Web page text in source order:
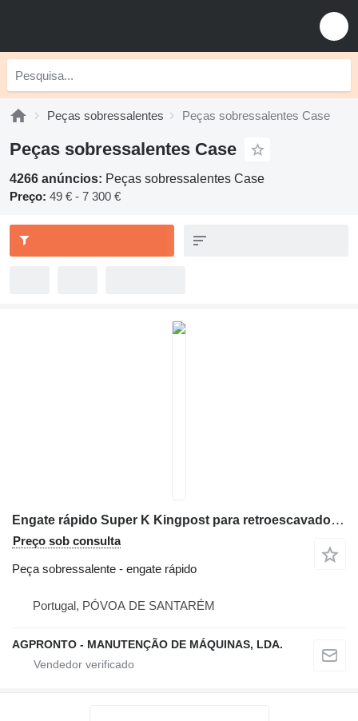
Peças sobressalentes Peças sobressalentes Case
Peças sobressalentes Case
4266 anúncios: Peças sobressalentes Case
Preço: 49 € - 7 300 €
Engate rápido Super K Kingpost para retroescavadora Case 580
Preço sob consulta
Peça sobressalente - engate rápido
Portugal, PÓVOA DE SANTARÉM
AGPRONTO - MANUTENÇÃO DE MÁQUINAS, LDA.